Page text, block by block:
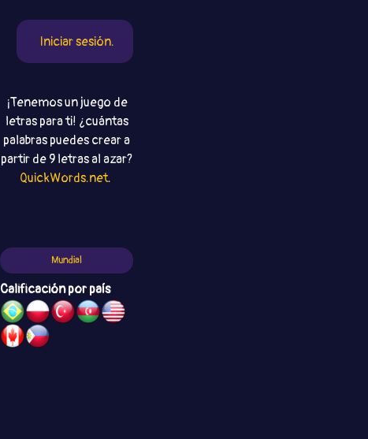
Iniciar sesión.
¡Tenemos un juego de
letras para ti! ¿cuántas
palabras puedes crear a
partir de 9 letras al azar?
QuickWords.net.
Mundial
Calificación por país